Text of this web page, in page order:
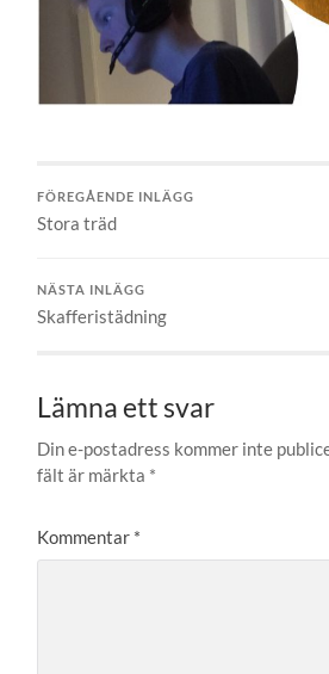
FÖREGÅENDE INLÄGG
Stora träd
NÄSTA INLÄGG
Skafferistädning
Lämna ett svar
Din e-postadress kommer inte
fält är märkta *
Kommentar *